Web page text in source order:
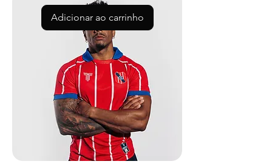
Adicionar ao carrinho